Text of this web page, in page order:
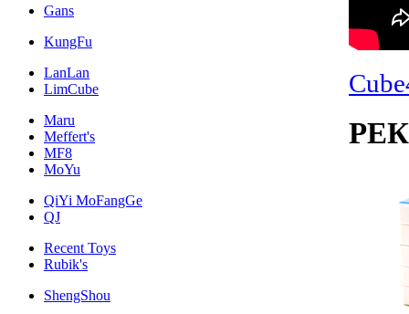
Gans
KungFu
LanLan
LimCube
Maru
Meffert's
MF8
MoYu
QiYi MoFangGe
QJ
Recent Toys
Rubik's
ShengShou